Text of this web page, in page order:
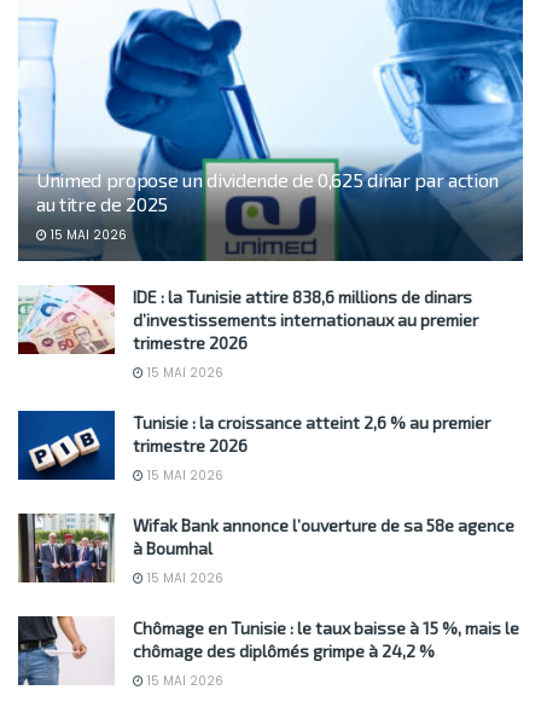
Unimed propose un dividende de 0,625 dinar par action
au titre de 2025
15 MAI 2026
IDE : la Tunisie attire 838,6 millions de dinars
d’investissements internationaux au premier
trimestre 2026
15 MAI 2026
Tunisie : la croissance atteint 2,6 % au premier
trimestre 2026
15 MAI 2026
Wifak Bank annonce l’ouverture de sa 58e agence
à Boumhal
15 MAI 2026
Chômage en Tunisie : le taux baisse à 15 %, mais le
chômage des diplômés grimpe à 24,2 %
15 MAI 2026